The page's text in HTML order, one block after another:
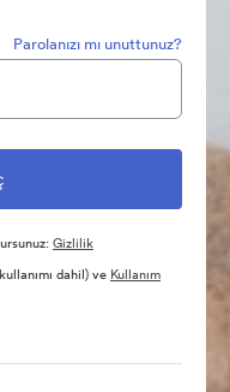
Parolanızı mı unuttunuz?
Gizlilik
dahil) ve Kullanım